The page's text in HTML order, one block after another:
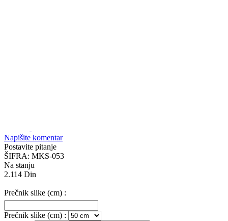
Napišite komentar
Postavite pitanje
ŠIFRA: MKS-053
Na stanju
2.114 Din
Prečnik slike (cm) :
Prečnik slike (cm) :